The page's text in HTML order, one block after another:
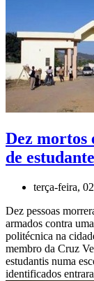
Dez mortos
de
terça-feira,
Dez pessoas
armados contra
politécnica na
membro da Cruz
estudantis numa
identificados